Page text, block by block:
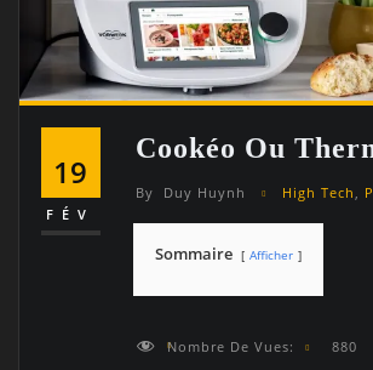
19
FÉV
Cookéo Ou
By Duy Huynh High Tech ,
Sommaire Afficher
Nombre De Vues: 880